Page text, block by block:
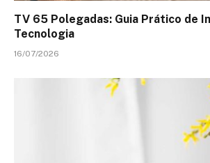
TV 65 Polegadas: Guia Prático de
Tecnologia
16/07/2026